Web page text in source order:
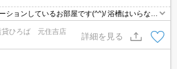
ションしているお部屋です(^^)/ 浴槽はいらない
ワーが別が良い・・という方におすすめ！ シャ
した♪ バルコニーはありませんが、南向きの縁
に縁側で読書・・などができてしまいます(^_-)
貸ひろば 元住吉店
詳細を見る